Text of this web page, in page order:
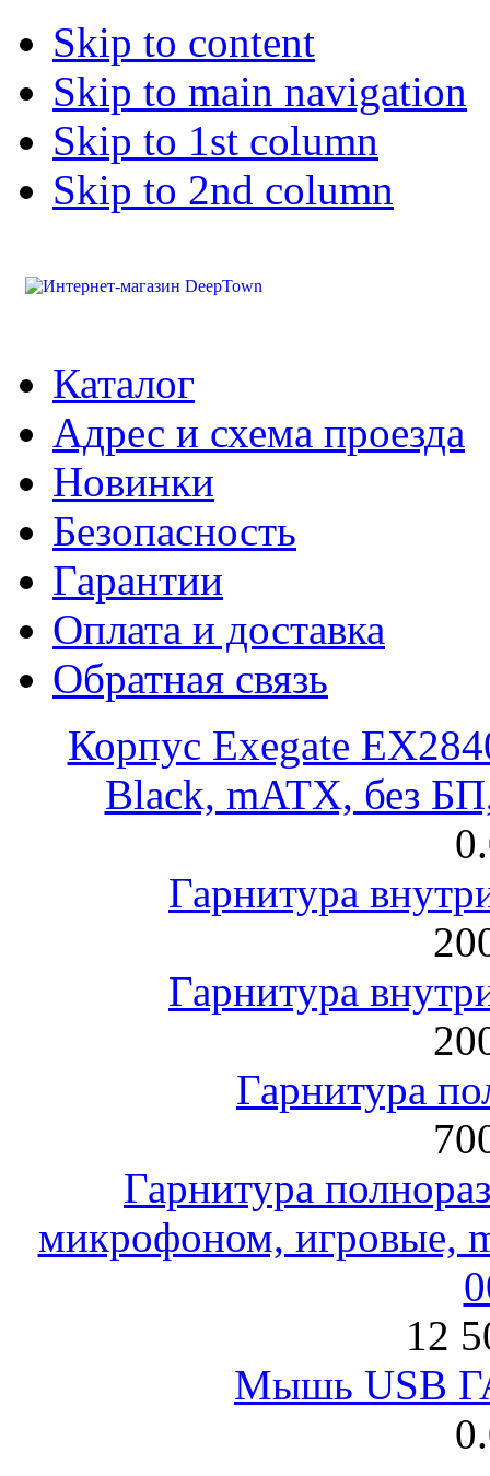
Skip to content
Skip to main navigation
Skip to 1st column
Skip to 2nd column
Каталог
Адрес и схема проезда
Новинки
Безопасность
Гарантии
Оплата и доставка
Обратная связь
Корпус Exegate
Black, mATX, без
Гарнитура
Гарнитура
Гарнитура
Гарнитура
микрофоном, игровые,
12
Мышь USB